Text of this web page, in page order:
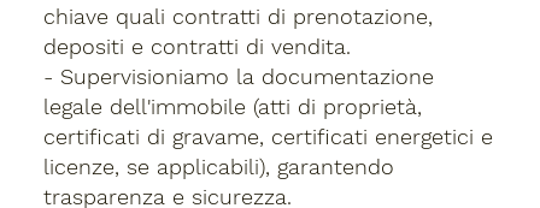
chiave quali contratti di prenotazione,
depositi e contratti di vendita.
- Supervisioniamo la documentazione
legale dell'immobile (atti di proprietà,
certificati di gravame, certificati energetici e
licenze, se applicabili), garantendo
trasparenza e sicurezza.